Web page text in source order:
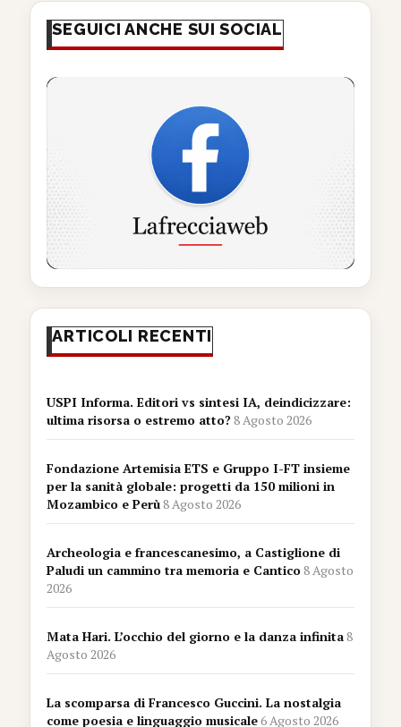
SEGUICI ANCHE SUI SOCIAL
ARTICOLI RECENTI
USPI Informa. Editori vs sintesi IA, deindicizzare:
ultima risorsa o estremo atto?8 Agosto 2026
Fondazione Artemisia ETS e Gruppo I-FT insieme
per la sanità globale: progetti da 150 milioni in
Mozambico e Perù8 Agosto 2026
Archeologia e francescanesimo, a Castiglione di
Paludi un cammino tra memoria e Cantico8 Agosto
2026
Mata Hari. L’occhio del giorno e la danza infinita8
Agosto 2026
La scomparsa di Francesco Guccini. La nostalgia
come poesia e linguaggio musicale6 Agosto 2026